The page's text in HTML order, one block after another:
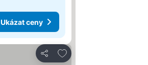
Ukázat ceny
Sdílet
Přidat na seznam